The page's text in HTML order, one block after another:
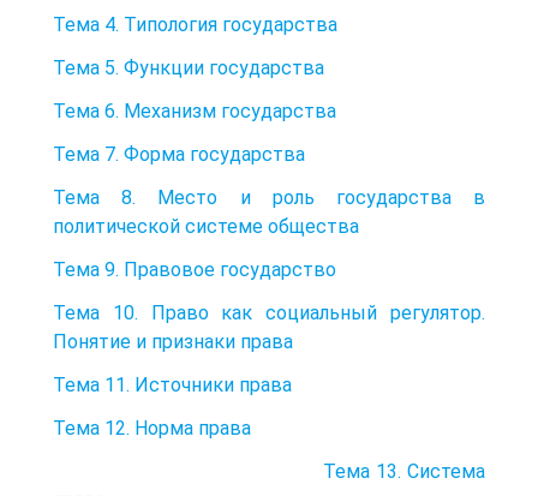
Тема 4. Типология государства
Тема 5. Функции государства
Тема 6. Механизм государства
Тема 7. Форма государства
Тема 8. Место и роль государства в
политической системе общества
Тема 9. Правовое государство
Тема 10. Право как социальный регулятор.
Понятие и признаки права
Тема 11. Источники права
Тема 12. Норма права
Тема 13. Система